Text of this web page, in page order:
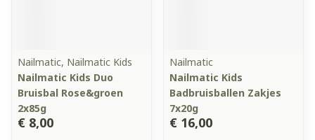
Nailmatic, Nailmatic Kids
Nailmatic Kids Duo
Bruisbal Rose&groen
2x85g
€ 8,00
Nailmatic
Nailmatic Kids
Badbruisballen Zakjes
7x20g
€ 16,00